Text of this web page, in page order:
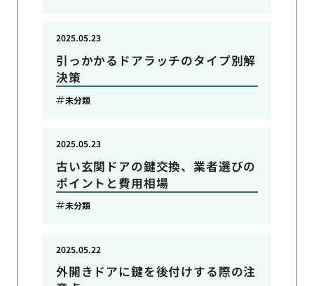
引っかかるドアラッチのタイプ別解
決策
2025.05.23
未分類
古い玄関ドアの鍵交換、業者選びの
ポイントと費用相場
2025.05.23
未分類
外開きドアに鍵を後付けする際の注
2025.05.22